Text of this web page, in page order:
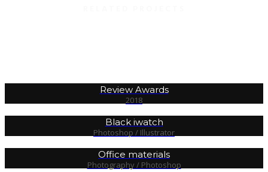
Review Awards
2018
Black iwatch
Photoshop / Illustrator
Office materials
Photography / Photoshop